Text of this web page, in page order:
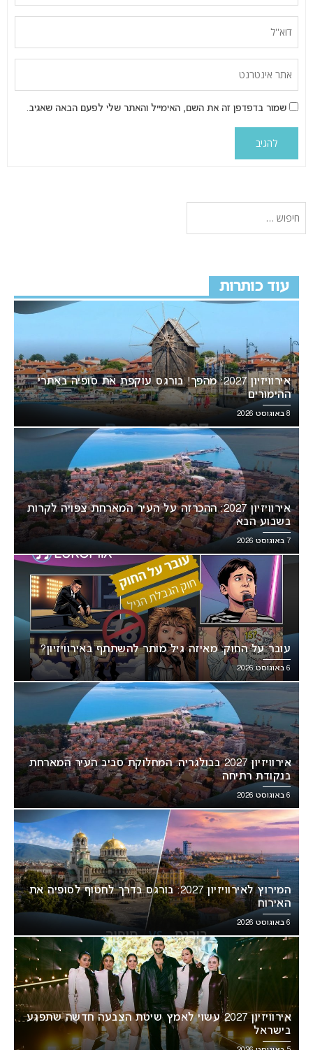
שמור בדפדפן זה את השם, האימייל והאתר שלי לפעם הבאה שאגיב.
עוד כותרות
אירוויזיון 2027: מהפך! בורגס עוקפת את סופיה באתרי
ההימורים
8 באוגוסט 2026
אירוויזיון 2027: ההכרזה על העיר המארחת צפויה לקרות
בשבוע הבא
7 באוגוסט 2026
עובר על החוק: מאיזה גיל מותר להשתתף באירוויזיון?
6 באוגוסט 2026
אירוויזיון 2027 בבולגריה: המחלוקת סביב העיר המארחת
בנקודת רתיחה
6 באוגוסט 2026
המירוץ לאירוויזיון 2027: בורגס בדרך לחטוף לסופיה את
האירוח
6 באוגוסט 2026
אירוויזיון 2027 עשוי לאמץ שיטת הצבעה חדשה שתפגע
בישראל